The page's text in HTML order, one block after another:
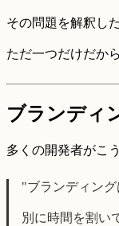
その問題を解釈し
ただ一つだけだから
ブランディ
多くの開発者がこ
"ブランディン
別に時間を割い